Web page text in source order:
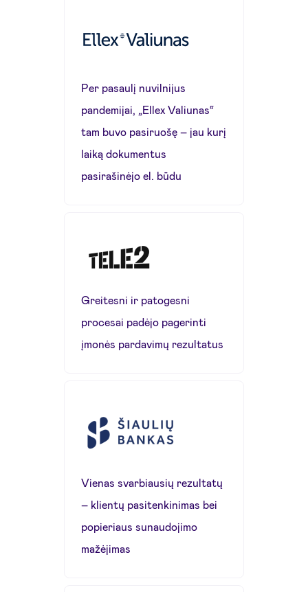
Per pasaulį nuvilnijus
pandemijai, „Ellex Valiunas“
tam buvo pasiruošę – jau kurį
laiką dokumentus
pasirašinėjo el. būdu
Greitesni ir patogesni
procesai padėjo pagerinti
įmonės pardavimų rezultatus
Vienas svarbiausių rezultatų
– klientų pasitenkinimas bei
popieriaus sunaudojimo
mažėjimas